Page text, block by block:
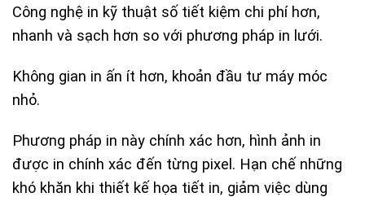
Công nghệ in kỹ thuật số tiết kiệm chi phí hơn,
nhanh và sạch hơn so với phương pháp in lưới.
Không gian in ấn ít hơn, khoản đầu tư máy móc
nhỏ.
Phương pháp in này chính xác hơn, hình ảnh in
được in chính xác đến từng pixel. Hạn chế những
khó khăn khi thiết kế họa tiết in, giảm việc dùng